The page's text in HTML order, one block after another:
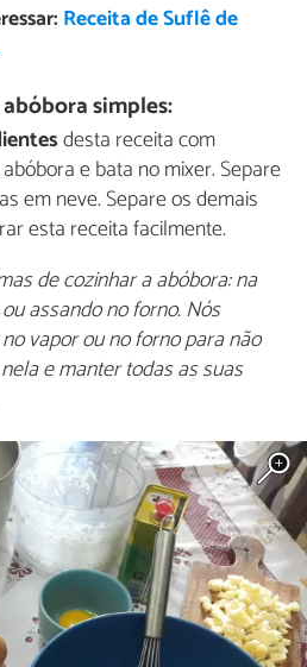
Receita de Suflê de
simples:
desta receita com
e bata no mixer. Separe
em neve. Separe os demais
esta receita facilmente.
de cozinhar a abóbora: na
assando no forno. Nós
vapor ou no forno para não
e manter todas as suas